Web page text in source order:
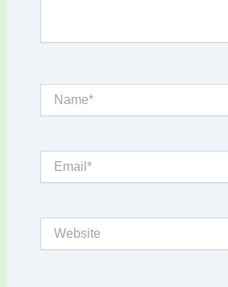
Name*
Email*